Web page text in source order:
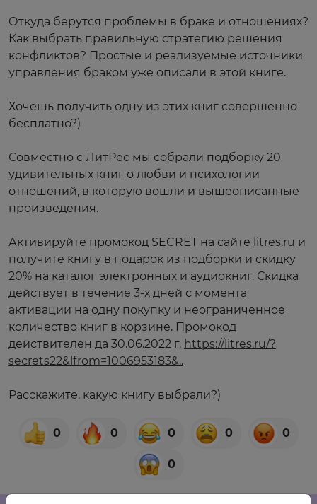
Откуда берутся проблемы в браке и отношениях?
Как выбрать правильную стратегию решения
конфликтов? Простые и реализуемые источники
управления браком уже описали в этой книге.
Хочешь получить одну из этих книг совершенно
бесплатно?)
Совместно с ЛитРес мы собрали подборку 20
удивительных книг о любви и психологии
отношений, в которую вошли и вышеописанные
произведения.
Активируйте промокод SECRET на сайте litres.ru и
получите книгу в подарок из подборки и скидку
20% на каталог электронных и аудиокниг. Скидка
действует в течение 3-х дней с момента
активации на одну покупку и неограниченное
количество книг в корзине. Промокод
действителен да 30.06.2022 г. https://litres.ru/?
secrets22&lfrom=1006953183&..
Расскажите, какую книгу выбрали?)
0 0 0 0 0
0